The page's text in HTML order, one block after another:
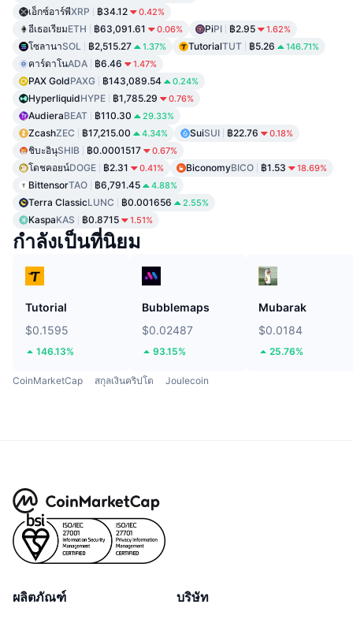
เอ็กซ์อาร์พีXRP ฿34.12 0.42%
อีเธอเรียมETH ฿63,091.61 0.06% PiPI ฿2.95 1.62%
โซลานาSOL ฿2,515.27 1.37% TutorialTUT ฿5.26 146.71%
คาร์ดาโนADA ฿6.46 1.47%
PAX GoldPAXG ฿143,089.54 0.24%
HyperliquidHYPE ฿1,785.29 0.76%
AudieraBEAT ฿110.30 29.33%
ZcashZEC ฿17,215.00 4.34% SuiSUI ฿22.76 0.18%
ชิบะอินุSHIB ฿0.0001517 0.67%
โดชคอยน์DOGE ฿2.31 0.41% BiconomyBICO ฿1.53 18.69%
BittensorTAO ฿6,791.45 4.88%
Terra ClassicLUNC ฿0.001656 2.55%
KaspaKAS ฿0.8715 1.51%
กำลังเป็นที่นิยม
Tutorial
$0.1595
146.13%
Bubblemaps
$0.02487
93.15%
Mubarak
$0.0184
25.76%
CoinMarketCap สกุลเงินคริปโต Joulecoin
ผลิตภัณฑ์ บริษัท